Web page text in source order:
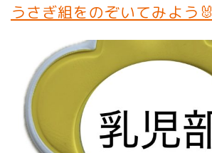
うさぎ組をのぞいてみよう🐰